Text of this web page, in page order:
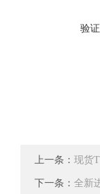
验
上一条： 现货
下一条： 全新